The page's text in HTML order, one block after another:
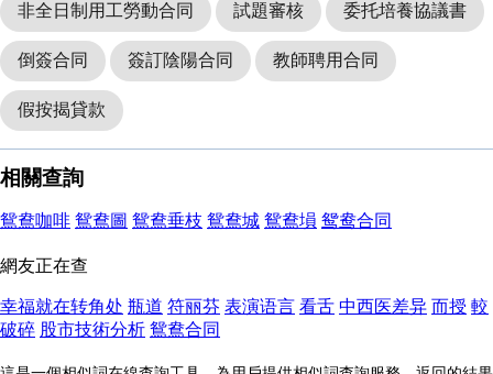
非全日制用工勞動合同 試題審核 委托培養協議書
倒簽合同 簽訂陰陽合同 教師聘用合同
假按揭貸款
相關查詢
鴛鴦咖啡 鴛鴦圖 鴛鴦垂枝 鴛鴦城 鴛鴦塤 鸳鸯合同
網友正在查
幸福就在转角处 瓶道 符丽芬 表演语言 看舌 中西医差异 而授 較
破碎 股市技術分析 鴛鴦合同